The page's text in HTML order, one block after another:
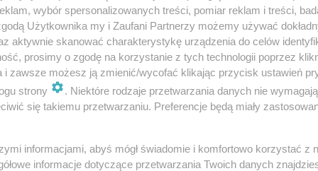
UKS Szóstka – nauka i doskonalenie jazdy na rolkach
Katedralny.
sprawnościowe i jazda na rolkach z UKS
Muszli Koncertowej)
wybór spersonalizowanych treści, pomiar reklam i treści,
Użytkownika my i Zaufani Partnerzy możemy używać
aktywnie skanować charakterystykę urządzenia do celów
prosimy o zgodę na korzystanie z tych technologii poprzez
i zawsze możesz ją zmienić/wycofać klikając przycisk ustawień
strony
. Niektóre rodzaje przetwarzania danych nie
się takiemu przetwarzaniu. Preferencje będą miały
informacjami, abyś mógł świadomie i komfortowo korzystać z
informacje dotyczące przetwarzania Twoich danych